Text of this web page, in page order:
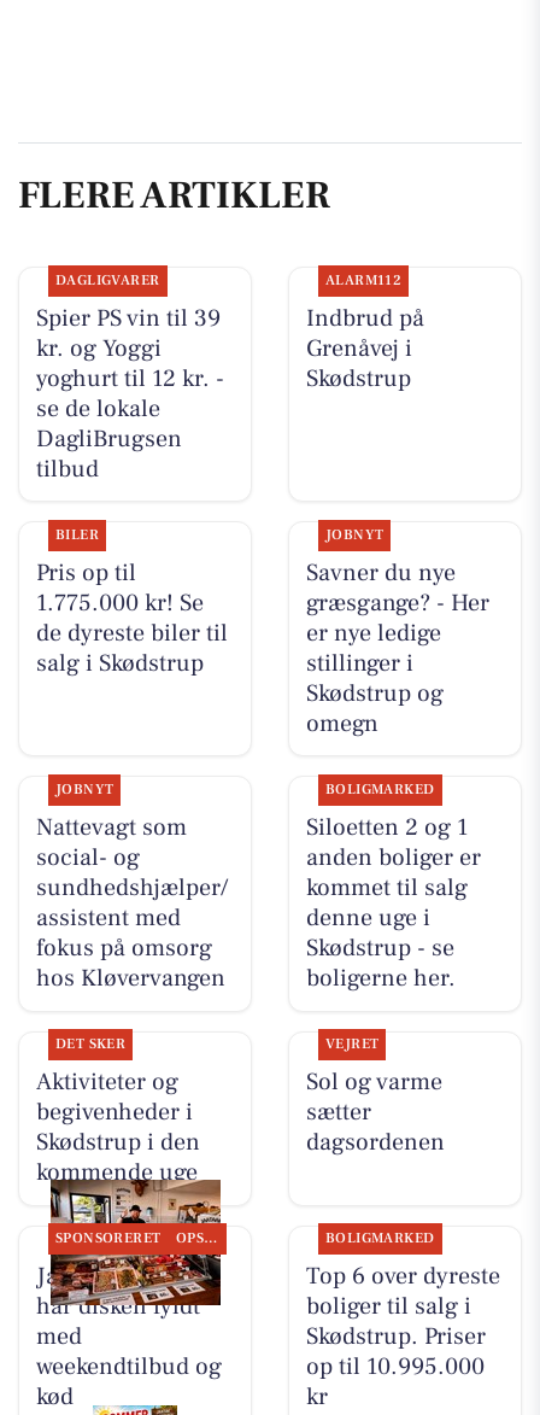
FLERE ARTIKLER
DAGLIGVARER
Spier PS vin til 39
kr. og Yoggi
yoghurt til 12 kr. -
se de lokale
DagliBrugsen
tilbud
ALARM112
Indbrud på
Grenåvej i
Skødstrup
BILER
Pris op til
1.775.000 kr! Se
de dyreste biler til
salg i Skødstrup
JOBNYT
Savner du nye
græsgange? - Her
er nye ledige
stillinger i
Skødstrup og
omegn
JOBNYT
Nattevagt som
social- og
sundhedshjælper/
assistent med
fokus på omsorg
hos Kløvervangen
BOLIGMARKED
Siloetten 2 og 1
anden boliger er
kommet til salg
denne uge i
Skødstrup - se
boligerne her.
DET SKER
Aktiviteter og
begivenheder i
Skødstrup i den
kommende uge
VEJRET
Sol og varme
sætter
dagsordenen
SPONSORERET OPSLAGSTAVLEN
Jaataak Slagteren
har disken fyldt
med
weekendtilbud og
kød
BOLIGMARKED
Top 6 over dyreste
boliger til salg i
Skødstrup. Priser
op til 10.995.000
kr